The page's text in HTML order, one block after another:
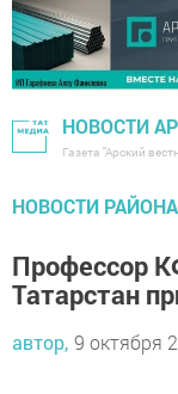
НОВОСТИ
Газета "Арский
НОВОСТИ РАЙОНА
Профессор
Татарстан
автор, 9 октября